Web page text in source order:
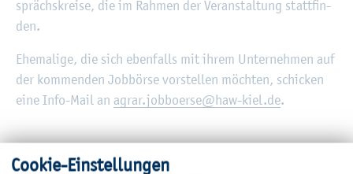
sprächs­krei­se, die im Rah­men der Ver­an­stal­tung statt­fin­
den.
Ehe­ma­li­ge, die sich eben­falls mit ihrem Un­ter­neh­men auf
der kom­men­den Job­bör­se vor­stel­len möch­ten, schi­cken
eine Info-Mail an agrar.​jobboerse@​haw-​kiel.​de.
Coo­kie-Ein­stel­lun­gen